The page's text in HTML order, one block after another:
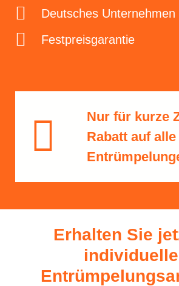
Deutsches Unternehmen
Festpreisgarantie
Nur für kurze
Rabatt​ auf alle
Erhalten Sie